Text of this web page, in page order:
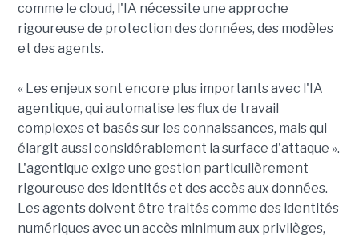
comme le cloud, l'IA nécessite une approche
rigoureuse de protection des données, des modèles
et des agents.
« Les enjeux sont encore plus importants avec l'IA
agentique, qui automatise les flux de travail
complexes et basés sur les connaissances, mais qui
élargit aussi considérablement la surface d'attaque ».
L'agentique exige une gestion particulièrement
rigoureuse des identités et des accès aux données.
Les agents doivent être traités comme des identités
numériques avec un accès minimum aux privilèges,